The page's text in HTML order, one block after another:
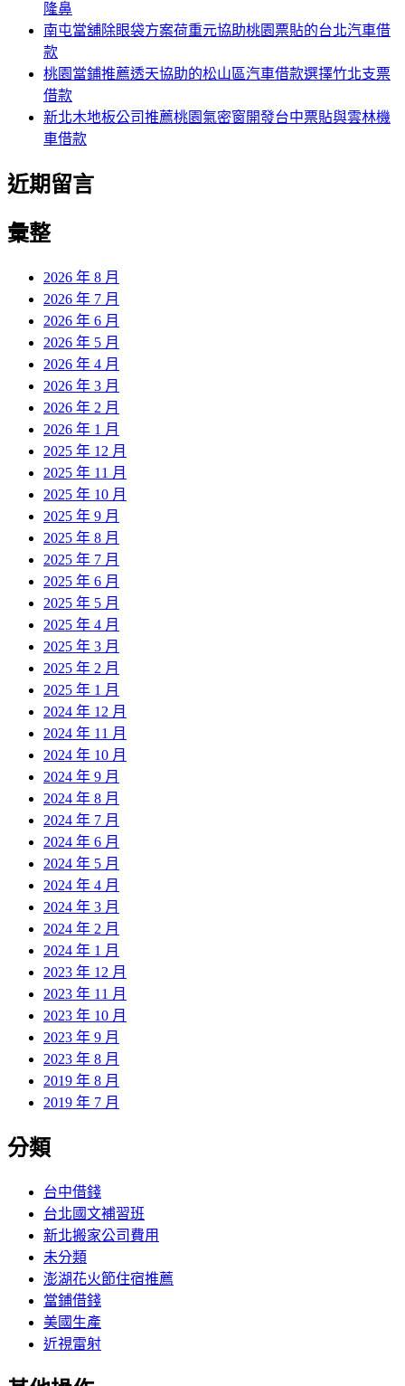
隆鼻
南屯當舖除眼袋方案荷重元協助桃園票貼的台北汽車借
款
桃園當鋪推薦透天協助的松山區汽車借款選擇竹北支票
借款
新北木地板公司推薦桃園氣密窗開發台中票貼與雲林機
車借款
近期留言
彙整
2026 年 8 月
2026 年 7 月
2026 年 6 月
2026 年 5 月
2026 年 4 月
2026 年 3 月
2026 年 2 月
2026 年 1 月
2025 年 12 月
2025 年 11 月
2025 年 10 月
2025 年 9 月
2025 年 8 月
2025 年 7 月
2025 年 6 月
2025 年 5 月
2025 年 4 月
2025 年 3 月
2025 年 2 月
2025 年 1 月
2024 年 12 月
2024 年 11 月
2024 年 10 月
2024 年 9 月
2024 年 8 月
2024 年 7 月
2024 年 6 月
2024 年 5 月
2024 年 4 月
2024 年 3 月
2024 年 2 月
2024 年 1 月
2023 年 12 月
2023 年 11 月
2023 年 10 月
2023 年 9 月
2023 年 8 月
2019 年 8 月
2019 年 7 月
分類
台中借錢
台北國文補習班
新北搬家公司費用
未分類
澎湖花火節住宿推薦
當鋪借錢
美國生產
近視雷射